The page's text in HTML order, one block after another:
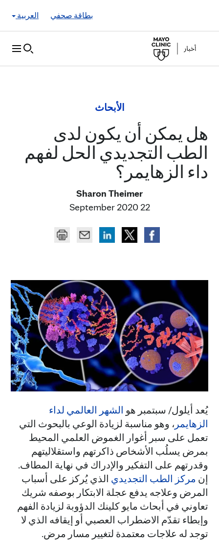
العربية
بطاقة صحفي
الأبحاث
هل يمكن أن يكون لدى
الطب التجديدي الحل لفهم
داء الزهايمر؟
Sharon Theimer
22 September 2020
يُعد أيلول/ سبتمبر هو الشهر العالمي لداء
الزهايمر ، وهو مناسبة لزيادة الوعي بالبحوث التي
تعمل على سبر أغوار الغموض العلمي المحيط
بمرض يسلُب الأشخاص ذاكرتهم واستقلاليتهم
وقدرتهم على التفكير والإدراك في نهاية المطاف.
إن مركز الطب التجديدي الذي يُركز على أسباب
المرض وعلاجه يدفع عجلة الابتكار بوصفه شريك
تعاوني في أبحاث مايو كلينك الدؤوبة لزيادة الفهم
وإبطاء تقدّم الاضطراب العصبي أو إيقافه الذي لا
توجد له علاجات معتمدة لتغيير مسار مرض.